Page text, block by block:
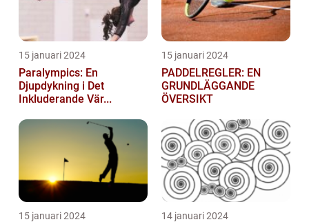
15 januari 2024
Paralympics: En
Djupdykning i Det
Inkluderande Vär...
15 januari 2024
PADDELREGLER: EN
GRUNDLÄGGANDE
ÖVERSIKT
15 januari 2024 14 januari 2024